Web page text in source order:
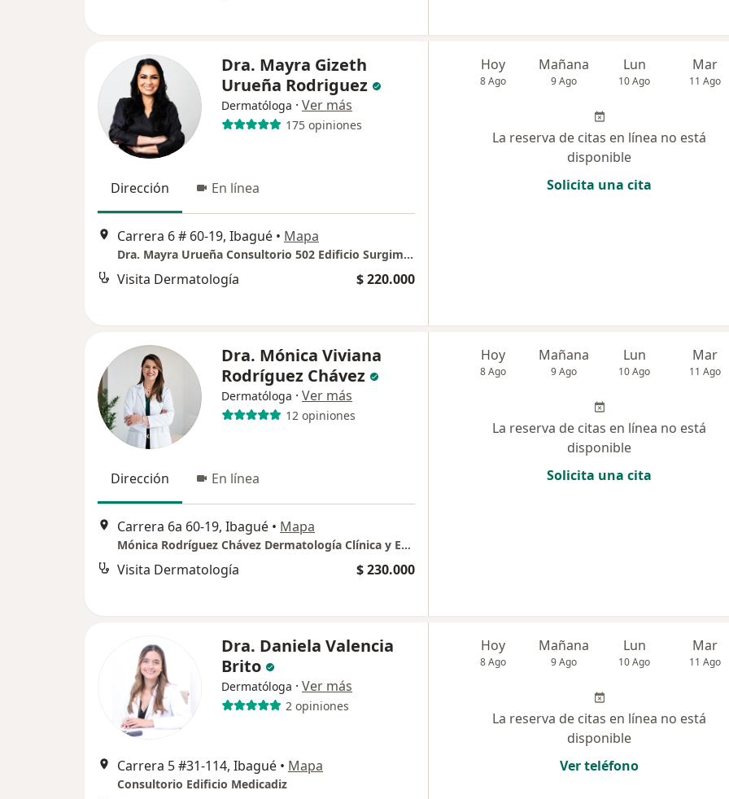
Dra. Mayra Gizeth
Urueña Rodriguez
Dermatóloga · Ver más
175 opiniones
Dirección En línea
Carrera 6 # 60-19, Ibagué • Mapa
Dra. Mayra Urueña Consultorio 502 Edificio Surgimedica
Visita Dermatología $ 220.000
Hoy
8 Ago
Mañana
9 Ago
Lun
10 Ago
Mar
11 Ago
La reserva de citas en línea no está
disponible
Solicita una cita
Dra. Mónica Viviana
Rodríguez Chávez
Dermatóloga · Ver más
12 opiniones
Dirección En línea
Carrera 6a 60-19, Ibagué • Mapa
Mónica Rodríguez Chávez Dermatología Clínica y Estética
Visita Dermatología $ 230.000
Hoy
8 Ago
Mañana
9 Ago
Lun
10 Ago
Mar
11 Ago
La reserva de citas en línea no está
disponible
Solicita una cita
Dra. Daniela Valencia
Brito
Dermatóloga · Ver más
2 opiniones
Carrera 5 #31-114, Ibagué • Mapa
Consultorio Edificio Medicadiz
Hoy
8 Ago
Mañana
9 Ago
Lun
10 Ago
Mar
11 Ago
La reserva de citas en línea no está
disponible
Ver teléfono